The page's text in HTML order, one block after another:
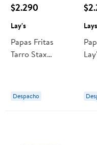
$2.290
Lay's
Papas Fritas
Tarro Stax
Despacho
Lays